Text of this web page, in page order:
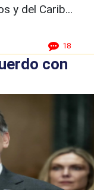
y del Carib...
18
con